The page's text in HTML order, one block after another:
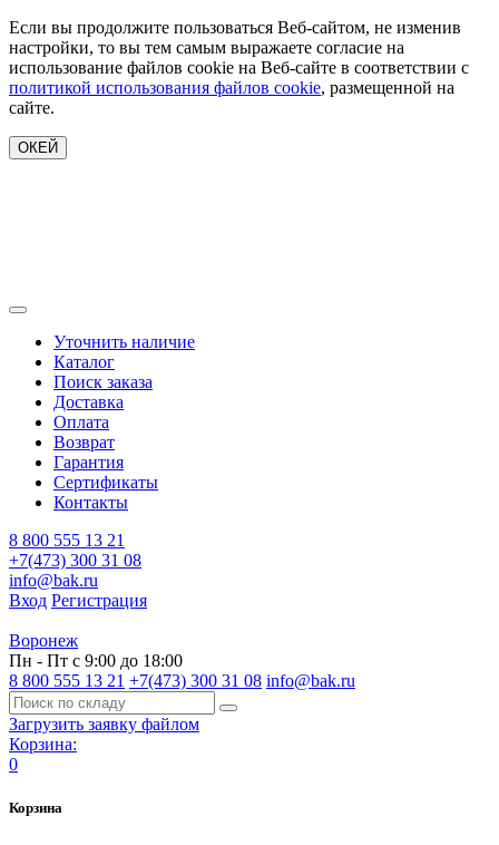
Если вы продолжите пользоваться Веб-сайтом, не изменив
настройки, то вы тем самым выражаете согласие на
использование файлов cookie на Веб-сайте в соответствии с
политикой использования файлов cookie, размещенной на
сайте.
ОКЕЙ
Уточнить наличие
Каталог
Поиск заказа
Доставка
Оплата
Возврат
Гарантия
Сертификаты
Контакты
8 800 555 13 21
+7(473) 300 31 08
info@bak.ru
Вход Регистрация
Воронеж
Пн - Пт с 9:00 до 18:00
8 800 555 13 21 +7(473) 300 31 08 info@bak.ru
Загрузить заявку файлом
Корзина:
0
Корзина